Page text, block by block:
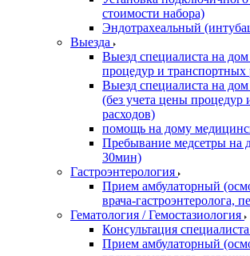
стоимости набора)
Эндотрахеальный
Выезда
Выезд специалиста на
процедур и транспортных
Выезд специалиста на дом
(без учета цены процедур
расходов)
помощь на дому
Пребывание медсетры на
30мин)
Гастроэнтерология
Прием амбулаторный
врача-гастроэнтеролога,
Гематология / Гемостазиология
Консультация
Прием амбулаторный